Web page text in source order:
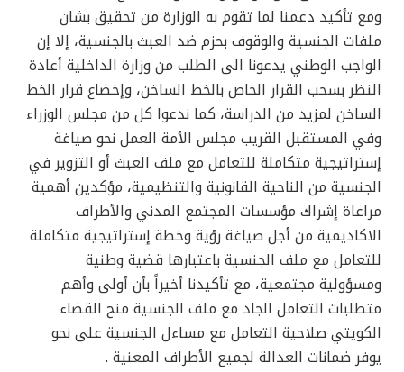
ومع تأكيد دعمنا لما تقوم به الوزارة من تحقيق بشان
ملفات الجنسية والوقوف بحزم ضد العبث بالجنسية، إلا إن
الواجب الوطني يدعونا الى الطلب من وزارة الداخلية أعادة
النظر بسحب القرار الخاص بالخط الساخن، وإخضاع قرار الخط
الساخن لمزيد من الدراسة، كما ندعوا كل من مجلس الوزراء
وفي المستقبل القريب مجلس الأمة العمل نحو صياغة
إستراتيجية متكاملة للتعامل مع ملف العبث أو التزوير في
الجنسية من الناحية القانونية والتنظيمية، مؤكدين أهمية
مراعاة إشراك مؤسسات المجتمع المدني والأطراف
الاكاديمية من أجل صياغة رؤية وخطة إستراتيجية متكاملة
للتعامل مع ملف الجنسية باعتبارها قضية وطنية
ومسؤولية مجتمعية، مع تأكيدنا أخيراً بأن أولى وأهم
متطلبات التعامل الجاد مع ملف الجنسية منح القضاء
الكويتي صلاحية التعامل مع مساءل الجنسية على نحو
يوفر ضمانات العدالة لجميع الأطراف المعنية .